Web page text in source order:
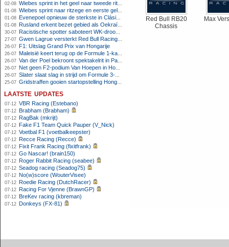
02-08 Wiebes sprint in het geel naar tweede ritzege
01-08 Wiebes sprint naar ritzege en eerste gele trui in Tour Femmes
01-08 Evenepoel opnieuw de sterkste in Clásica San Sebastián
01-08 Rusland erkent bezet gebied als Oekraïens voor opheffing IOC-schorsing
30-07 Racistische spotter saboteert WK-droom van powerliftster
27-07 Gwen Lagrue versterkt Red Bull Racing vanaf 2027
26-07 F1: Uitslag Grand Prix van Hongarije
26-07 Maleisië keert terug op de Formule 1-kalender in 2026
26-07 Van der Poel bekroont spektakelrit in Parijs met nipte zege; eindzege Pogacar
26-07 Net geen F2-podium Van Hoepen in Hongarije, Leon maakt indruk
26-07 Slater slaat slag in strijd om Formule 3-kampioenschap op Hungaroring
25-07 Gridstraffen gooien startopstelling Hongaarse Grand Prix flink overhoop
laatste updates
07-12 VBR Racing (Estebano)
07-12 Brabham (Brabham)
07-12 RagBak (mkrijt)
07-12 Fake F1 Team Quick Pauper (V_Nick)
07-12 Voetbal F1 (voetbalkeepster)
07-12 Recce Racing (Recce)
07-12 Fixit Frank Racing (fixitfrank)
07-12 Go Nascar! (brain150)
07-12 Roger Rabbit Racing (seabee)
07-12 Seadog racing (Seadog75)
07-12 No(w)score (WouterVisee)
07-12 Roedie Racing (DutchRacer)
07-12 Racing For Vjenne (BrawnGP)
07-12 BreKev racing (kbreman)
07-12 Donkeys (FX-81)
Red Bull RB20
Chassis
Max